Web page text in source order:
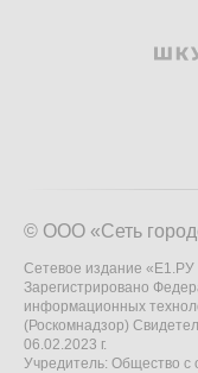
© ООО «Сеть
Сетевое издание «Е1.РУ
Зарегистрировано
информационных
(Роскомнадзор)
06.02.2023 г.
Учредитель: Общество с